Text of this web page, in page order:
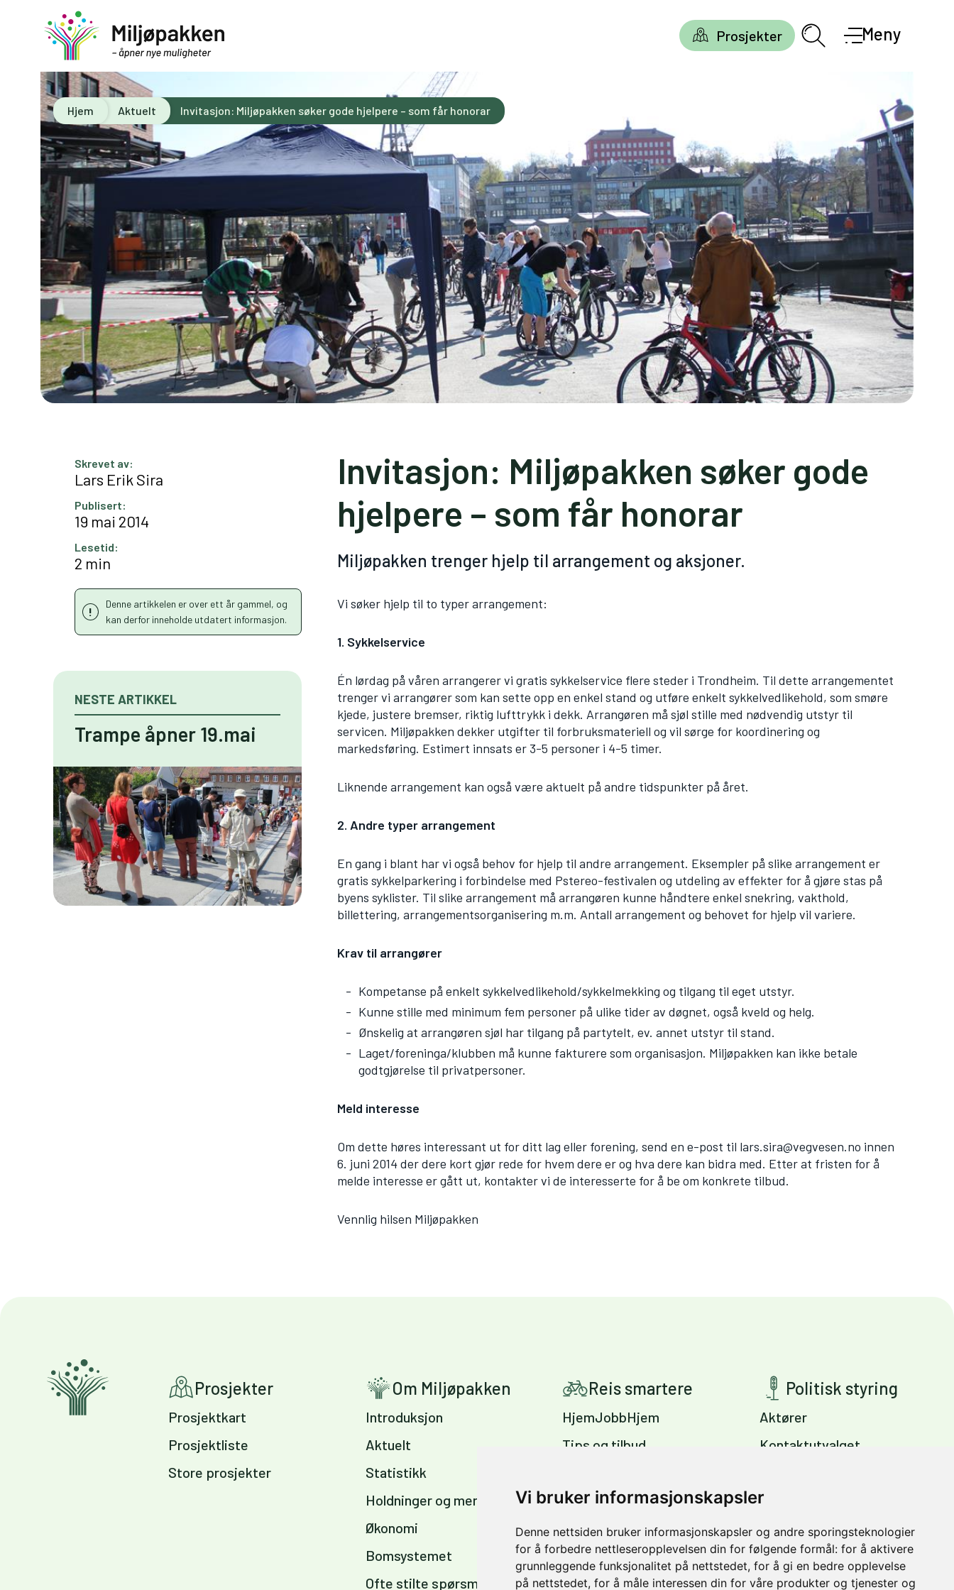
Vi bruker informasjonskapsler
Denne nettsiden bruker informasjonskapsler og andre sporingsteknologier
for å forbedre nettleseropplevelsen din for følgende formål: for å aktivere
grunnleggende funksjonalitet på nettstedet, for å gi en bedre opplevelse
på nettstedet, for å måle interessen din for våre produkter og tjenester og
Prosjekter Meny
Hjem Aktuelt Invitasjon: Miljøpakken søker gode hjelpere – som får honorar
Skrevet av:
Lars Erik Sira
Publisert:
19 mai 2014
Lesetid:
2 min
Denne artikkelen er over ett år gammel, og
kan derfor inneholde utdatert informasjon.
Invitasjon: Miljøpakken søker gode
hjelpere – som får honorar
Miljøpakken trenger hjelp til arrangement og aksjoner.
Vi søker hjelp til to typer arrangement:
1. Sykkelservice
Én lørdag på våren arrangerer vi gratis sykkelservice flere steder i Trondheim. Til dette arrangementet
trenger vi arrangører som kan sette opp en enkel stand og utføre enkelt sykkelvedlikehold, som smøre
kjede, justere bremser, riktig lufttrykk i dekk. Arrangøren må sjøl stille med nødvendig utstyr til
servicen. Miljøpakken dekker utgifter til forbruksmateriell og vil sørge for koordinering og
markedsføring. Estimert innsats er 3-5 personer i 4-5 timer.
Liknende arrangement kan også være aktuelt på andre tidspunkter på året.
2. Andre typer arrangement
En gang i blant har vi også behov for hjelp til andre arrangement. Eksempler på slike arrangement er
gratis sykkelparkering i forbindelse med Pstereo-festivalen og utdeling av effekter for å gjøre stas på
byens syklister. Til slike arrangement må arrangøren kunne håndtere enkel snekring, vakthold,
billettering, arrangementsorganisering m.m. Antall arrangement og behovet for hjelp vil variere.
Krav til arrangører
Kompetanse på enkelt sykkelvedlikehold/sykkelmekking og tilgang til eget utstyr.
Kunne stille med minimum fem personer på ulike tider av døgnet, også kveld og helg.
Ønskelig at arrangøren sjøl har tilgang på partytelt, ev. annet utstyr til stand.
Laget/foreninga/klubben må kunne fakturere som organisasjon. Miljøpakken kan ikke betale
godtgjørelse til privatpersoner.
Meld interesse
Om dette høres interessant ut for ditt lag eller forening, send en e-post til lars.sira@vegvesen.no innen
6. juni 2014 der dere kort gjør rede for hvem dere er og hva dere kan bidra med. Etter at fristen for å
melde interesse er gått ut, kontakter vi de interesserte for å be om konkrete tilbud.
Vennlig hilsen Miljøpakken
NESTE ARTIKKEL
Trampe åpner 19.mai
Prosjekter
Prosjektkart
Prosjektliste
Store prosjekter
Om Miljøpakken
Introduksjon
Aktuelt
Statistikk
Holdninger og meninger
Økonomi
Bomsystemet
Ofte stilte spørsmål
Reis smartere
HjemJobbHjem
Tips og tilbud
arbeidsplass
sommer og vinter
Politisk styring
Aktører
Kontaktutvalget
Miljøpakkens mål